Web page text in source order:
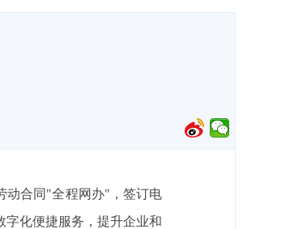
动合同"全程网办"，签订电
字化便捷服务，提升企业和